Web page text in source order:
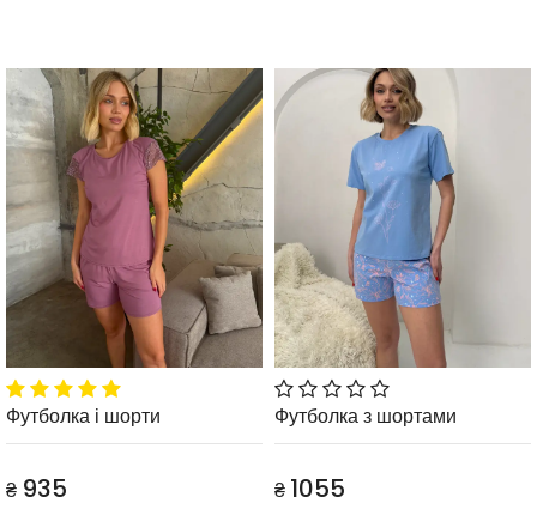
Футболка і шорти
₴ 935
Футболка з шортами
₴ 1055